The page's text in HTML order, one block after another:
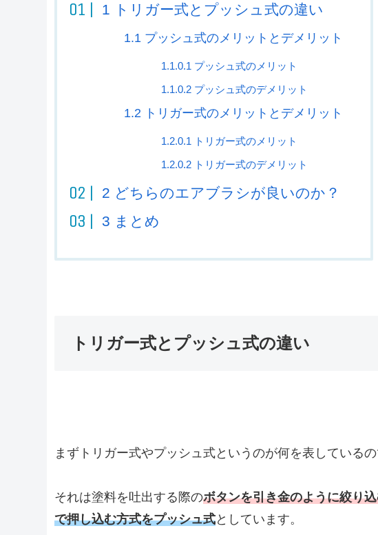
1 トリガー式とプッシュ式の違い
1.1 プッシュ式のメリットとデメリット
1.1.0.1 プッシュ式のメリット
1.1.0.2 プッシュ式のデメリット
1.2 トリガー式のメリットとデメリット
1.2.0.1 トリガー式のメリット
1.2.0.2 トリガー式のデメリット
2 どちらのエアブラシが良いのか？
3 まとめ
トリガー式とプッシュ式の違い
まずトリガー式やプッシュ式というのが何を表している
それは塗料を吐出する際のボタンを引き金のように絞り
で押し込む方式をプッシュ式としています。